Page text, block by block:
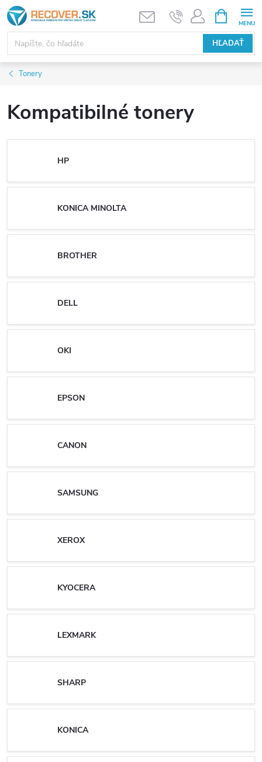
Prejsť
na
obsah
HĽADAŤ
KOŠÍK
Tonery
Kompatibilné tonery
HP
KONICA MINOLTA
BROTHER
DELL
OKI
EPSON
CANON
SAMSUNG
XEROX
KYOCERA
LEXMARK
SHARP
KONICA